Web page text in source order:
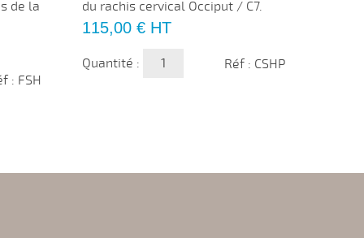
de la
: FSH
du rachis cervical Occiput / C7.
Prix
115,00 € HT
Quantité : Réf : CSHP